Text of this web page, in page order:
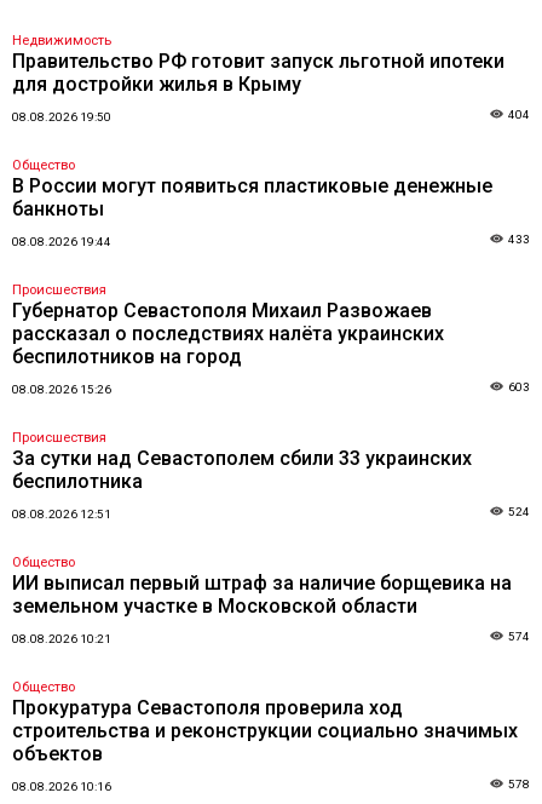
Недвижимость
Правительство РФ готовит запуск льготной ипотеки
для достройки жилья в Крыму
08.08.2026 19:50 404
Общество
В России могут появиться пластиковые денежные
банкноты
08.08.2026 19:44 433
Происшествия
Губернатор Севастополя Михаил Развожаев
рассказал о последствиях налёта украинских
беспилотников на город
08.08.2026 15:26 603
Происшествия
За сутки над Севастополем сбили 33 украинских
беспилотника
08.08.2026 12:51 524
Общество
ИИ выписал первый штраф за наличие борщевика на
земельном участке в Московской области
08.08.2026 10:21 574
Общество
Прокуратура Севастополя проверила ход
строительства и реконструкции социально значимых
объектов
08.08.2026 10:16 578